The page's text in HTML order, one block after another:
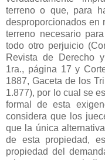
terreno o que, para
desproporcionados en
terreno necesario
todo otro perjuicio
Revista de Derecho
1ra., página 17 y
1887, Gaceta de los
1.877), por lo cual se
formal de esta
considera que los
que la única
de esta propiedad,
propiedad del